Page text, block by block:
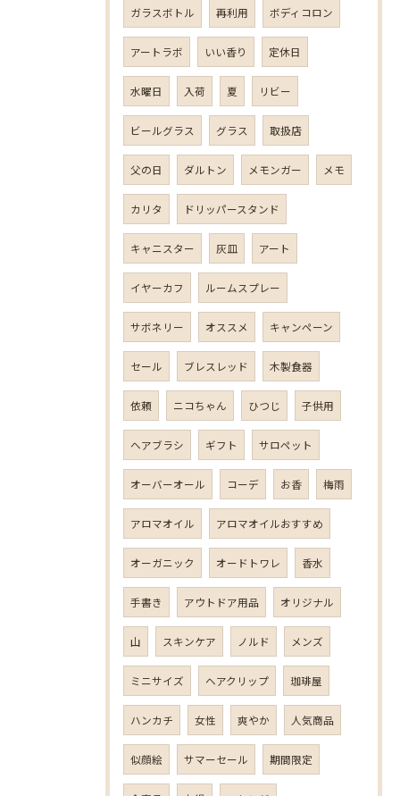
ガラスボトル 再利用 ボディコロン
アートラボ いい香り 定休日
水曜日 入荷 夏 リビー
ビールグラス グラス 取扱店
父の日 ダルトン メモンガー メモ
カリタ ドリッパースタンド
キャニスター 灰皿 アート
イヤーカフ ルームスプレー
サボネリー オススメ キャンペーン
セール ブレスレッド 木製食器
依頼 ニコちゃん ひつじ 子供用
ヘアブラシ ギフト サロペット
オーバーオール コーデ お香 梅雨
アロマオイル アロマオイルおすすめ
オーガニック オードトワレ 香水
手書き アウトドア用品 オリジナル
山 スキンケア ノルド メンズ
ミニサイズ ヘアクリップ 珈琲屋
ハンカチ 女性 爽やか 人気商品
似顔絵 サマーセール 期間限定